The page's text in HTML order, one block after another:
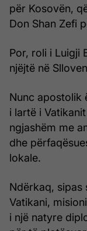
për Kosovën,
Don Shan Zefi
Por, roli i Luigji
njëjtë në
Nunc apostolik
i lartë i
ngjashëm me
dhe
lokale.
Ndërkaq, sipas
Vatikani,
i një natyre